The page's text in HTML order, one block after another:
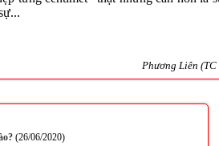
Phương Liên
(26/06/2020)